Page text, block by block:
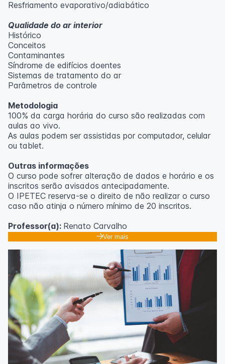
Resfriamento evaporativo/adiabático
Qualidade do ar interior
Histórico
Conceitos
Contaminantes
Síndrome de edifícios doentes
Sistemas de tratamento do ar
Parâmetros de controle
Metodologia
100% da carga horária do curso são realizadas com
aulas ao vivo.
As aulas podem ser assistidas por computador, celular
ou tablet.
Outras informações
O curso pode sofrer alteração de dados e horário e os
inscritos serão avisados ​​antecipadamente.
O IPETEC reserva-se o direito de não realizar o curso
caso não atinja o número mínimo de 20 inscritos.
Professor(a): Renato Carvalho
Ver mais